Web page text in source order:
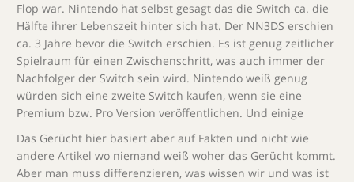
Flop war. Nintendo hat selbst gesagt das die Switch ca. die
Hälfte ihrer Lebenszeit hinter sich hat. Der NN3DS erschien
ca. 3 Jahre bevor die Switch erschien. Es ist genug zeitlicher
Spielraum für einen Zwischenschritt, was auch immer der
Nachfolger der Switch sein wird. Nintendo weiß genug
würden sich eine zweite Switch kaufen, wenn sie eine
Premium bzw. Pro Version veröffentlichen. Und einige
Das Gerücht hier basiert aber auf Fakten und nicht wie
andere Artikel wo niemand weiß woher das Gerücht kommt.
Aber man muss differenzieren, was wissen wir und was ist